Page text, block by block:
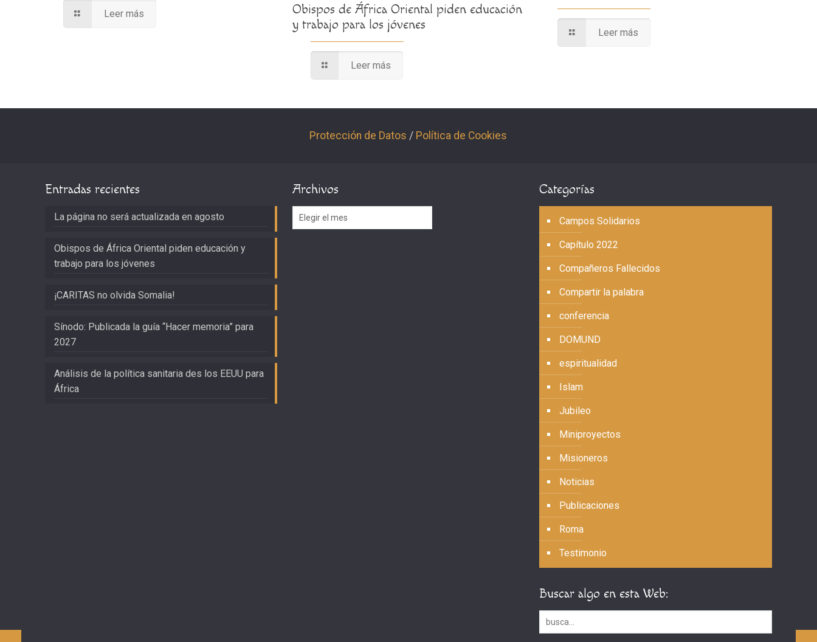
Leer más
Obispos de África Oriental piden educación
y trabajo para los jóvenes
Leer más
Leer más
Protección de Datos / Política de Cookies
Entradas recientes
La página no será actualizada en agosto
Obispos de África Oriental piden educación y
trabajo para los jóvenes
¡CARITAS no olvida Somalia!
Sínodo: Publicada la guía “Hacer memoria” para
2027
Análisis de la política sanitaria des los EEUU para
África
Archivos
Archivos
Categorías
Campos Solidarios
Capítulo 2022
Compañeros Fallecidos
Compartir la palabra
conferencia
DOMUND
espiritualidad
Islam
Jubileo
Miniproyectos
Misioneros
Noticias
Publicaciones
Roma
Testimonio
Buscar algo en esta Web: